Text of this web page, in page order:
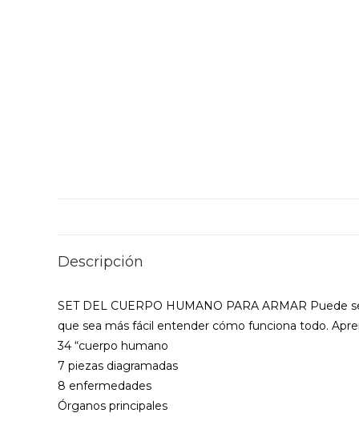
Descripción
SET DEL CUERPO HUMANO PARA ARMAR
que sea más fácil entender cómo funciona todo.
34 “cuerpo humano
7 piezas diagramadas
8 enfermedades
Órganos principales